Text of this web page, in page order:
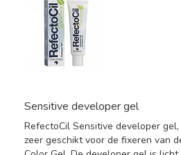
Sensitive developer gel
RefectoCil Sensitive developer
zeer geschikt voor de fixeren van